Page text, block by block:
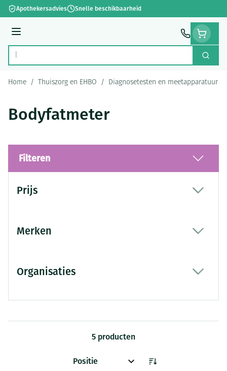
Ga naar de inhoud
Apothekersadvies Snelle beschikbaarheid
Menu
Product, merk, categorie... Zoek
Home / Thuiszorg en EHBO / Diagnosetesten en meetapparatuur
Bodyfatmeter
Filteren
Prijs
Merken
Organisaties
5 producten
Sorteer op: